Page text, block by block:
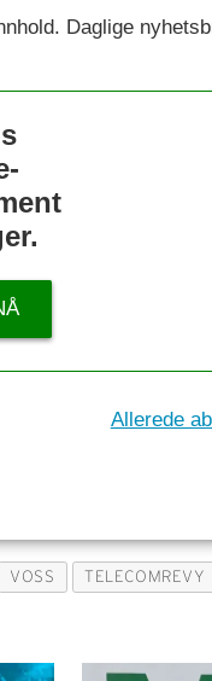
Daglige
Allerede
VOSS TELECOMREVY